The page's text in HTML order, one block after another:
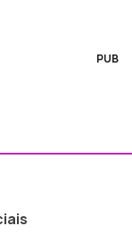
PUB